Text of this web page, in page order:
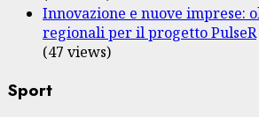
Innovazione e nuove imprese:
regionali per il progetto PulseR
(47 views)
Sport